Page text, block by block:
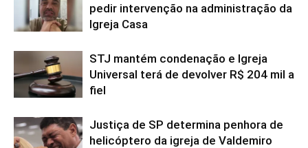
pedir intervenção na administração da
Igreja Casa
STJ mantém condenação e Igreja
Universal terá de devolver R$ 204 mil a
fiel
Justiça de SP determina penhora de
helicóptero da igreja de Valdemiro